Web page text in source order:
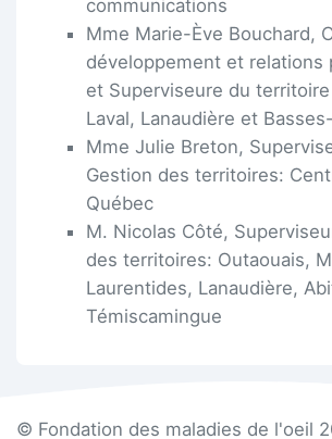
communications
Mme Marie-Ève Bouchard,
développement et relations
et Superviseure du
Laval, Lanaudière et
Mme Julie Breton,
Gestion des territoires:
Québec
M. Nicolas Côté,
des territoires: Outaouais,
Laurentides, Lanaudière,
Témiscamingue
© Fondation des maladies de l'oeil